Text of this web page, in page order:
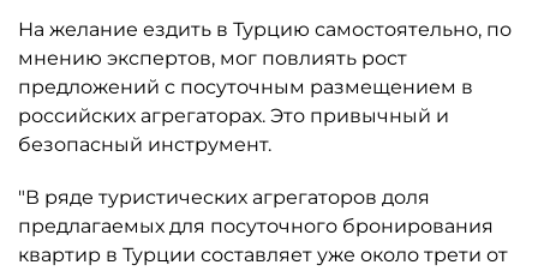
На желание ездить в Турцию самостоятельно, по
мнению экспертов, мог повлиять рост
предложений с посуточным размещением в
российских агрегаторах. Это привычный и
безопасный инструмент.
"В ряде туристических агрегаторов доля
предлагаемых для посуточного бронирования
квартир в Турции составляет уже около трети от